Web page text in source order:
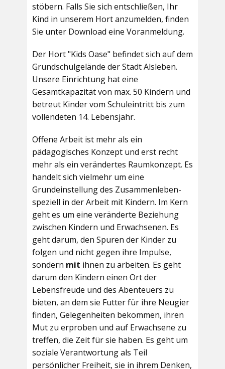
stöbern. Falls Sie sich entschließen, Ihr
Kind in unserem Hort anzumelden, finden
Sie unter Download eine Voranmeldung.
Der Hort "Kids Oase" befindet sich auf dem
Grundschulgelände der Stadt Alsleben.
Unsere Einrichtung hat eine
Gesamtkapazität von max. 50 Kindern und
betreut Kinder vom Schuleintritt bis zum
vollendeten 14. Lebensjahr.
Offene Arbeit ist mehr als ein
pädagogisches Konzept und erst recht
mehr als ein verändertes Raumkonzept. Es
handelt sich vielmehr um eine
Grundeinstellung des Zusammenleben-
speziell in der Arbeit mit Kindern. Im Kern
geht es um eine veränderte Beziehung
zwischen Kindern und Erwachsenen. Es
geht darum, den Spuren der Kinder zu
folgen und nicht gegen ihre Impulse,
sondern mit ihnen zu arbeiten. Es geht
darum den Kindern einen Ort der
Lebensfreude und des Abenteuers zu
bieten, an dem sie Futter für ihre Neugier
finden, Gelegenheiten bekommen, ihren
Mut zu erproben und auf Erwachsene zu
treffen, die Zeit für sie haben. Es geht um
soziale Verantwortung als Teil
persönlicher Freiheit, sie in ihrem Denken,